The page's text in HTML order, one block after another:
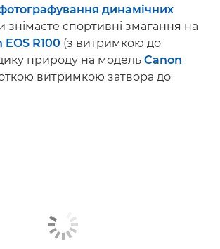
динамічних
знімаєте спортивні змагання на
EOS R100 (з витримкою до
природу на модель Canon
витримкою затвора до